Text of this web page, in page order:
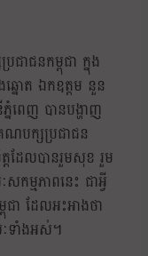
ជាជនកម្ពុជា ក្នុង
ឆ្នោត ឯកឧត្តម នួន
ពេញ បានបង្ហាញ
បក្សប្រជាជន
ដែលបានរួមសុខ រួម
កម្មភាពនេះ ជាអ្វី
ា ដែលអះអាងថា
ទាំងអស់។